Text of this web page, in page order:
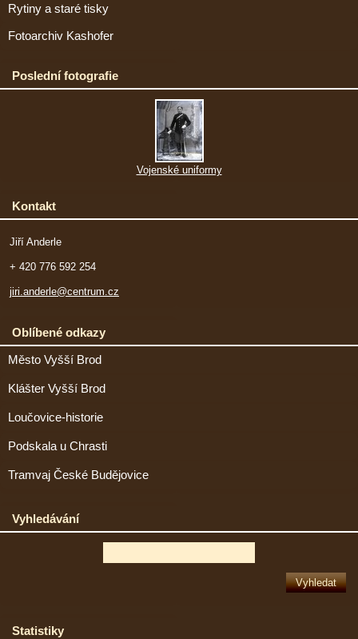
Rytiny a staré tisky
Fotoarchiv Kashofer
Poslední fotografie
Vojenské uniformy
Kontakt
Jiří Anderle
+ 420 776 592 254
jiri.anderle@centrum.cz
Oblíbené odkazy
Město Vyšší Brod
Klášter Vyšší Brod
Loučovice-historie
Podskala u Chrasti
Tramvaj České Budějovice
Vyhledávání
Statistiky